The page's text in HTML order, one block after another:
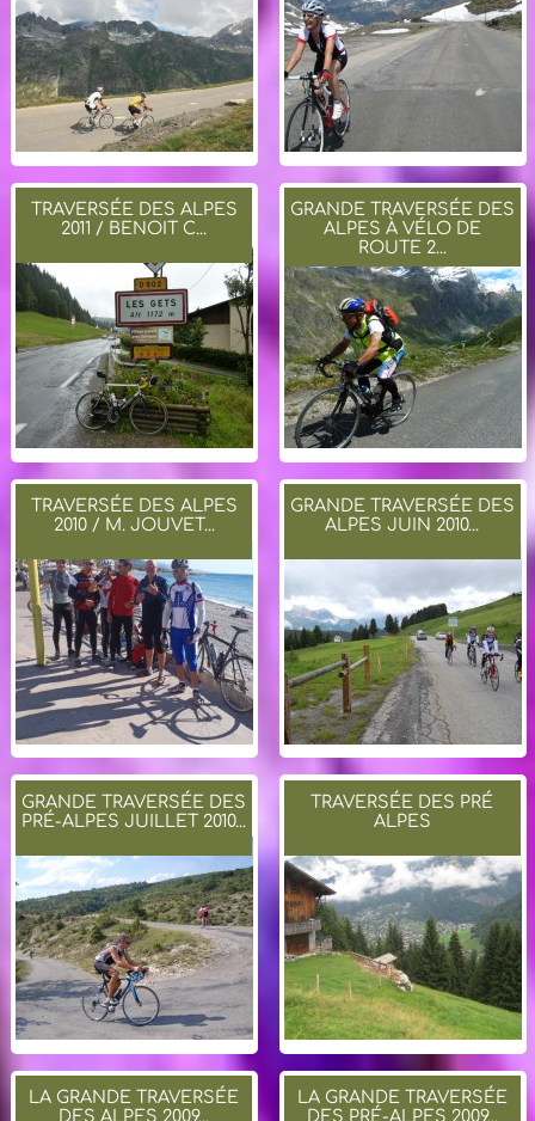
TRAVERSÉE DES ALPES
2011 / BENOIT C...
GRANDE TRAVERSÉE DES
ALPES À VÉLO DE
ROUTE 2...
TRAVERSÉE DES ALPES
2010 / M. JOUVET...
GRANDE TRAVERSÉE DES
ALPES JUIN 2010...
GRANDE TRAVERSÉE DES
PRÉ-ALPES JUILLET 2010...
TRAVERSÉE DES PRÉ
ALPES
LA GRANDE TRAVERSÉE
DES ALPES 2009...
LA GRANDE TRAVERSÉE
DES PRÉ-ALPES 2009...